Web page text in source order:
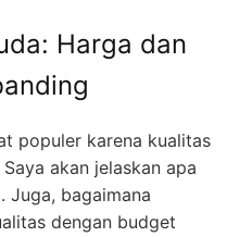
Harga dan
populer karena kualitas
akan jelaskan apa
Juga, bagaimana
dengan budget